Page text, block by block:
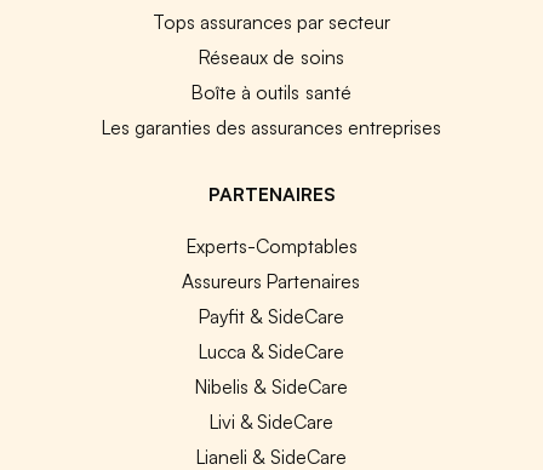
Tops assurances par secteur
Réseaux de soins
Boîte à outils santé
Les garanties des assurances entreprises
PARTENAIRES
Experts-Comptables
Assureurs Partenaires
Payfit & SideCare
Lucca & SideCare
Nibelis & SideCare
Livi & SideCare
Lianeli & SideCare